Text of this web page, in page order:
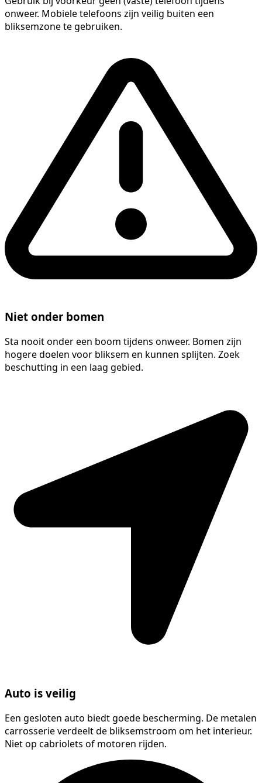
onweer. Mobiele telefoons zijn veilig buiten een
bliksemzone te gebruiken.
Niet onder bomen
Sta nooit onder een boom tijdens onweer. Bomen zijn
hogere doelen voor bliksem en kunnen splijten. Zoek
beschutting in een laag gebied.
Auto is veilig
Een gesloten auto biedt goede bescherming. De metalen
carrosserie verdeelt de bliksemstroom om het interieur.
Niet op cabriolets of motoren rijden.